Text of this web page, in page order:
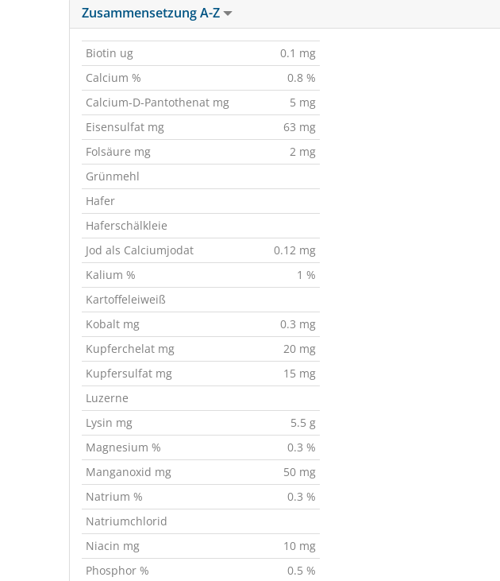
Zusammensetzung A-Z
Biotin ug
0.1 mg
Calcium %
0.8 %
Calcium-D-Pantothenat mg
5 mg
Eisensulfat mg
63 mg
Folsäure mg
2 mg
Grünmehl
Hafer
Haferschälkleie
Jod als Calciumjodat
0.12 mg
Kalium %
1 %
Kartoffeleiweiß
Kobalt mg
0.3 mg
Kupferchelat mg
20 mg
Kupfersulfat mg
15 mg
Luzerne
Lysin mg
5.5 g
Magnesium %
0.3 %
Manganoxid mg
50 mg
Natrium %
0.3 %
Natriumchlorid
Niacin mg
10 mg
Phosphor %
0.5 %